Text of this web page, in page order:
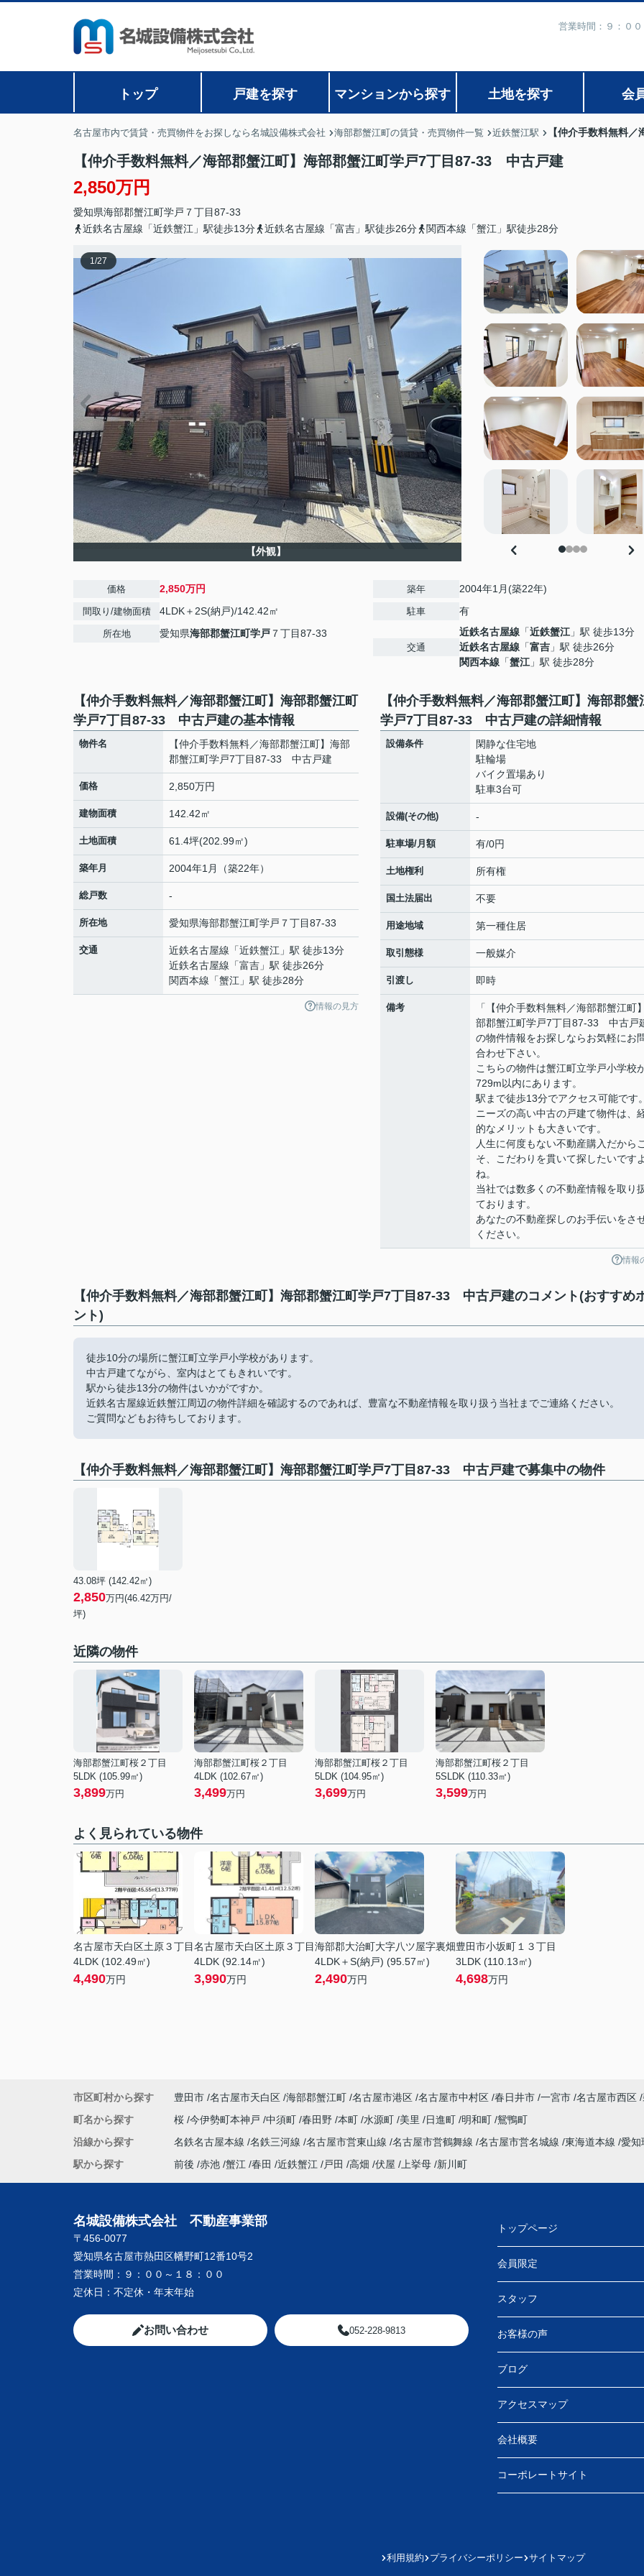
営業時間：９：０
トップ 戸建を探す マンションから探す 土地を探す 会
名古屋市内で賃貸・売買物件をお探しなら名城設備株式会社 海部郡蟹江町の賃貸・売買物件一覧 近鉄蟹江駅 【仲介手数料無料
【仲介手数料無料／海部郡蟹江町】海部郡蟹江町学戸7丁目87-33 中古戸建
2,850万円
愛知県海部郡蟹江町学戸 ７丁目87-33
近鉄名古屋線「近鉄蟹江」駅徒歩13分
近鉄名古屋線「富吉」駅徒歩26分 関西本線「蟹江」駅徒歩28分
1/27
【外観】
価格 2,850万円
間取り/建物面積 4LDK＋2S(納戸)/142.42㎡
所在地 愛知県海部郡蟹江町学戸 ７丁目87-33
築年 2004年1月(築22年)
駐車 有
交通
近鉄名古屋線 「近鉄蟹江 」駅 徒歩13分
近鉄名古屋線 「富吉 」駅 徒歩26分
関西本線 「蟹江 」駅 徒歩28分
【仲介手数料無料／海部郡蟹江町】海部郡蟹江町
学戸7丁目87-33 中古戸建の基本情報
物件名
【仲介手数料無料／海部郡蟹江町】海部
郡蟹江町学戸7丁目87-33 中古戸建
価格 2,850万円
建物面積 142.42㎡
土地面積 61.4坪(202.99㎡)
築年月 2004年1月（築22年）
総戸数 -
所在地 愛知県海部郡蟹江町学戸 ７丁目87-33
交通 近鉄名古屋線 「近鉄蟹江 」駅 徒歩13分
近鉄名古屋線 「富吉 」駅 徒歩26分
関西本線 「蟹江 」駅 徒歩28分
情報の見方
【仲介手数料無料／海部郡蟹江町】海部郡蟹
学戸7丁目87-33 中古戸建の詳細情報
設備条件
閑静な住宅地
駐輪場
バイク置場あり
駐車3台可
設備(その他) -
駐車場/月額 有/0円
土地権利 所有権
国土法届出 不要
用途地域 第一種住居
取引態様 一般媒介
引渡し 即時
備考
「【仲介手数料無料／海部郡蟹江町
部郡蟹江町学戸7丁目87-33 中古戸
の物件情報をお探しならお気軽にお
合わせ下さい。
こちらの物件は蟹江町立学戸小学校
729m以内にあります。
駅まで徒歩13分でアクセス可能です
ニーズの高い中古の戸建て物件は、
的なメリットも大きいです。
人生に何度もない不動産購入だから
そ、こだわりを貫いて探したいです
ね。
当社では数多くの不動産情報を取り
ております。
あなたの不動産探しのお手伝いをさ
ください。
情報
【仲介手数料無料／海部郡蟹江町】海部郡蟹江町学戸7丁目87-33 中古戸建のコメント(おすすめ
ント)
徒歩10分の場所に蟹江町立学戸小学校があります。
中古戸建てながら、室内はとてもきれいです。
駅から徒歩13分の物件はいかがですか。
近鉄名古屋線近鉄蟹江周辺の物件詳細を確認するのであれば、豊富な不動産情報を取り扱う当社までご連絡ください。
ご質問などもお待ちしております。
【仲介手数料無料／海部郡蟹江町】海部郡蟹江町学戸7丁目87-33 中古戸建で募集中の物件
43.08坪 (142.42㎡)
2,850万円(46.42万円/
坪)
近隣の物件
海部郡蟹江町桜２丁目
5LDK (105.99㎡)
3,899万円
海部郡蟹江町桜２丁目
4LDK (102.67㎡)
3,499万円
海部郡蟹江町桜２丁目
5LDK (104.95㎡)
3,699万円
海部郡蟹江町桜２丁目
5SLDK (110.33㎡)
3,599万円
よく見られている物件
名古屋市天白区土原３丁目
4LDK (102.49㎡)
4,490万円
名古屋市天白区土原３丁目
4LDK (92.14㎡)
3,990万円
海部郡大治町大字八ツ屋字裏畑
4LDK＋S(納戸) (95.57㎡)
2,490万円
豊田市小坂町１３丁目
3LDK (110.13㎡)
4,698万円
市区町村から探す 豊田市 名古屋市天白区 海部郡蟹江町 名古屋市港区 名古屋市中村区 春日井市 一宮市 名古屋市西区
町名から探す
桜 今伊勢町本神戸 中須町 春田野 本町 水源町 美里 日進町 明和町 鴛鴨町
沿線から探す
名鉄名古屋本線 名鉄三河線 名古屋市営東山線 名古屋市営鶴舞線 名古屋市営名城線 東海道本線 愛
駅から探す
前後 赤池 蟹江 春田 近鉄蟹江 戸田 高畑 伏屋 上挙母 新川町
名城設備株式会社 不動産事業部
〒456-0077
愛知県名古屋市熱田区幡野町12番10号2
営業時間： ９：００～１８：００
定休日： 不定休・年末年始
お問い合わせ 052-228-9813
トップページ
会員限定
スタッフ
お客様の声
ブログ
アクセスマップ
会社概要
コーポレートサイト
利用規約 プライバシーポリシー サイトマップ